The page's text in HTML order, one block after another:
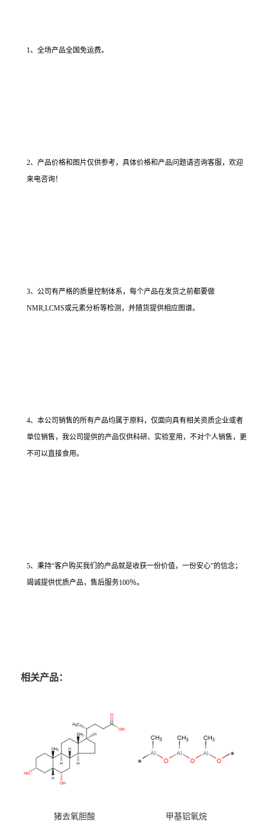
1、全场产品全国免运费。
2、产品价格和图片仅供参考，具体价格和产品问题请咨询客服，欢迎
来电咨询！
3、公司有严格的质量控制体系，每个产品在发货之前都要做
NMR,LCMS或元素分析等检测，并随货提供相应图谱。
4、本公司销售的所有产品均属于原料，仅面向具有相关资质企业或者
单位销售，我公司提供的产品仅供科研、实验室用，不对个人销售，更
不可以直接食用。
5、秉持“客户购买我们的产品就是收获一份价值，一份安心”的信念；
竭诚提供优质产品，售后服务100％。
相关产品：
猪去氧胆酸 甲基铝氧烷